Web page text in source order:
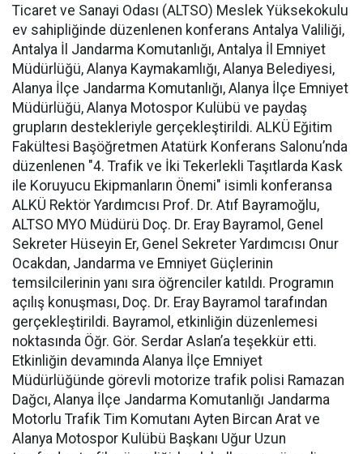
Ticaret ve Sanayi Odası (ALTSO) Meslek Yüksekokulu
ev sahipliğinde düzenlenen konferans Antalya Valiliği,
Antalya İl Jandarma Komutanlığı, Antalya İl Emniyet
Müdürlüğü, Alanya Kaymakamlığı, Alanya Belediyesi,
Alanya İlçe Jandarma Komutanlığı, Alanya İlçe Emniyet
Müdürlüğü, Alanya Motospor Kulübü ve paydaş
grupların destekleriyle gerçekleştirildi. ALKÜ Eğitim
Fakültesi Başöğretmen Atatürk Konferans Salonu’nda
düzenlenen "4. Trafik ve İki Tekerlekli Taşıtlarda Kask
ile Koruyucu Ekipmanların Önemi" isimli konferansa
ALKÜ Rektör Yardımcısı Prof. Dr. Atıf Bayramoğlu,
ALTSO MYO Müdürü Doç. Dr. Eray Bayramol, Genel
Sekreter Hüseyin Er, Genel Sekreter Yardımcısı Onur
Ocakdan, Jandarma ve Emniyet Güçlerinin
temsilcilerinin yanı sıra öğrenciler katıldı. Programın
açılış konuşması, Doç. Dr. Eray Bayramol tarafından
gerçekleştirildi. Bayramol, etkinliğin düzenlemesi
noktasında Öğr. Gör. Serdar Aslan’a teşekkür etti.
Etkinliğin devamında Alanya İlçe Emniyet
Müdürlüğünde görevli motorize trafik polisi Ramazan
Dağcı, Alanya İlçe Jandarma Komutanlığı Jandarma
Motorlu Trafik Tim Komutanı Ayten Bircan Arat ve
Alanya Motospor Kulübü Başkanı Uğur Uzun